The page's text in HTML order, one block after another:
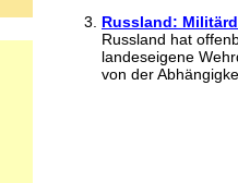
Russland:
Russland hat
landeseigene
von der